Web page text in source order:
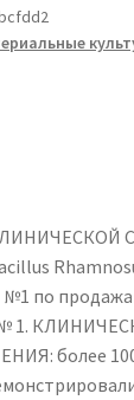
по
№ 1.
более